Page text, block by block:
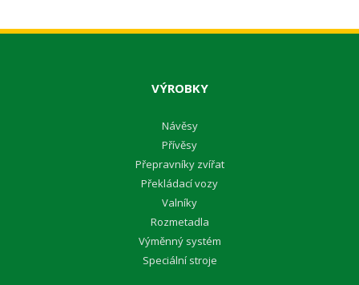
VÝROBKY
Návěsy
Přívěsy
Přepravníky zvířat
Překládací vozy
Valníky
Rozmetadla
Výměnný systém
Speciální stroje